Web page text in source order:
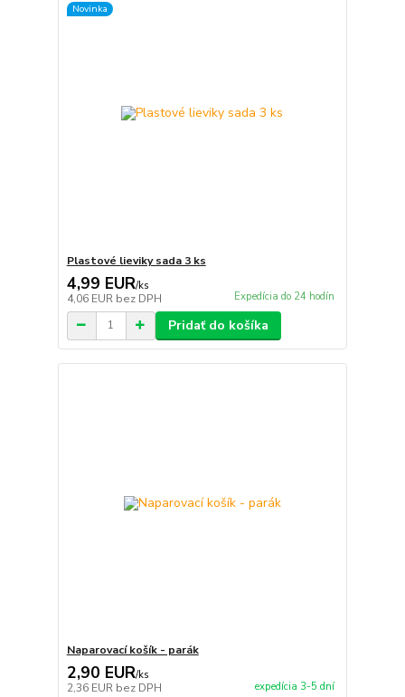
Novinka
Plastové lieviky sada 3 ks
4,99 EUR/ks
4,06 EUR bez DPH Expedícia do 24 hodín
Pridať do košíka
Naparovací košík - parák
2,90 EUR/ks
2,36 EUR bez DPH expedícia 3-5 dní